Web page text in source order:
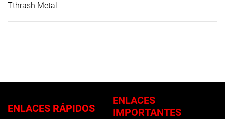
Tthrash Metal
ENLACES RÁPIDOS
ENLACES
IMPORTANTES